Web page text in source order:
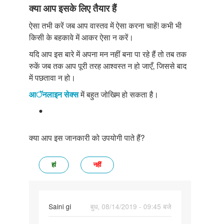
क्या आप इसके लिए तैयार हैं
ऐसा तभी करें जब आप वास्तव में ऐसा करना चाहें! कभी भी
किसी के बहकावे में आकर ऐसा न करें।
यदि आप इस बारे में अपना मन नहीं बना पा रहे हैं तो तब तक
रुकें जब तक आप पूरी तरह आश्वस्त न हो जाएँ, जिससे बाद
में पछतावा न हो।
आॅनलाइन सेक्समें बहुत जोखिम हो सकता है।
क्या आप इस जानकारी को उपयोगी पाते हैं?
हां नहीं
Saini gi
बुध, 08/14/2019 - 09:45 बजे